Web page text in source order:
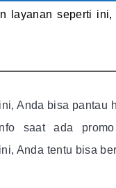
layanan seperti
Anda bisa pantau
saat ada
Anda tentu bisa